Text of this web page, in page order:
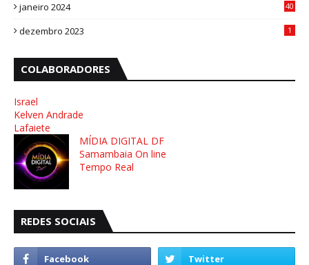
janeiro 2024
40
dezembro 2023 1
COLABORADORES
Israel
Kelven Andrade
Lafaiete
MÍDIA DIGITAL DF
Samambaia On line
Tempo Real
REDES SOCIAIS